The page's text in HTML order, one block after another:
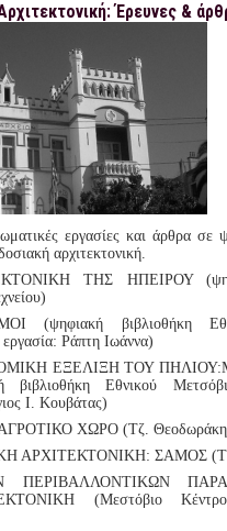
Έρευνες &
εργασίες και άρθρα σε
αρχιτεκτονική.
ΤΗΣ ΗΠΕΙΡΟΥ
(ψηφιακή βιβλιοθήκη
Ράπτη Ιωάννα)
ΕΞΕΛΙΞΗ ΤΟΥ
Εθνικού
Ι. Κουβάτας)
ΧΩΡΟ (Τζ.
ΑΡΧΙΤΕΚΤΟΝΙΚΗ: ΣΑΜΟΣ
(Μεστόβιο Κέντρο